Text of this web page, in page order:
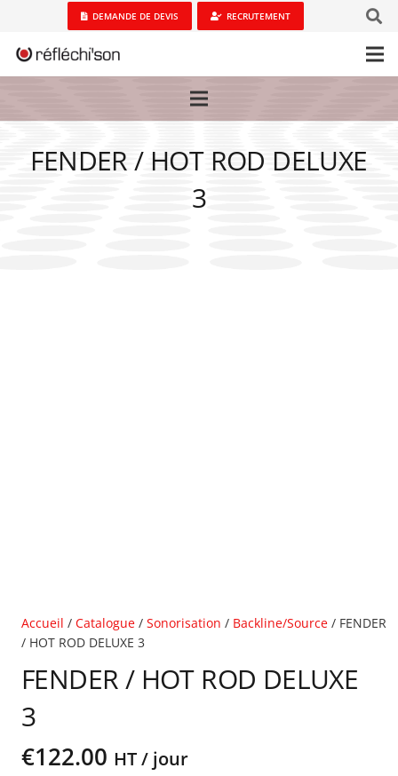
DEMANDE DE DEVIS RECRUTEMENT
FENDER / HOT ROD DELUXE
3
Accueil / Catalogue / Sonorisation / Backline/Source / FENDER
/ HOT ROD DELUXE 3
FENDER / HOT ROD DELUXE
3
€122.00 HT / jour